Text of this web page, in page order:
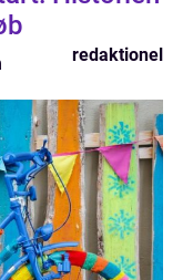
redaktionel